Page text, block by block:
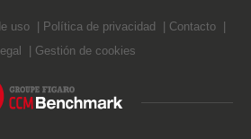
uso Política de privacidad
Contacto
Gestión de cookies